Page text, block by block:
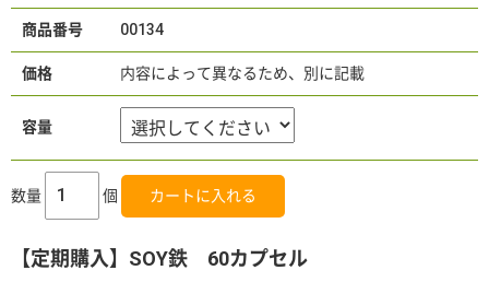
商品番号 00134
価格 内容によって異なるため、別に記載
容量
数量 個
【定期購入】SOY鉄 60カプセル